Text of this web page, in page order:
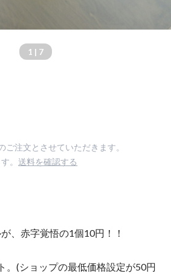
1 | 7
ご注文とさせていただきます。
。 送料を確認する
、赤字覚悟の1個10円！！
。(ショップの最低価格設定が50円